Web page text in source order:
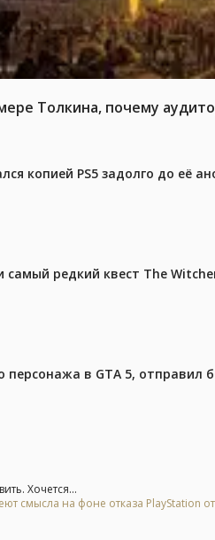
Толкина, почему
копией PS5 задолго до её
самый редкий квест The
в GTA 5, отправил
Хочется...
смысла на фоне отказа PlayStation